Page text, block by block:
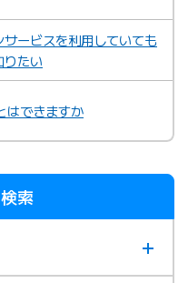
ービスを利用していても
たい
はできますか
索